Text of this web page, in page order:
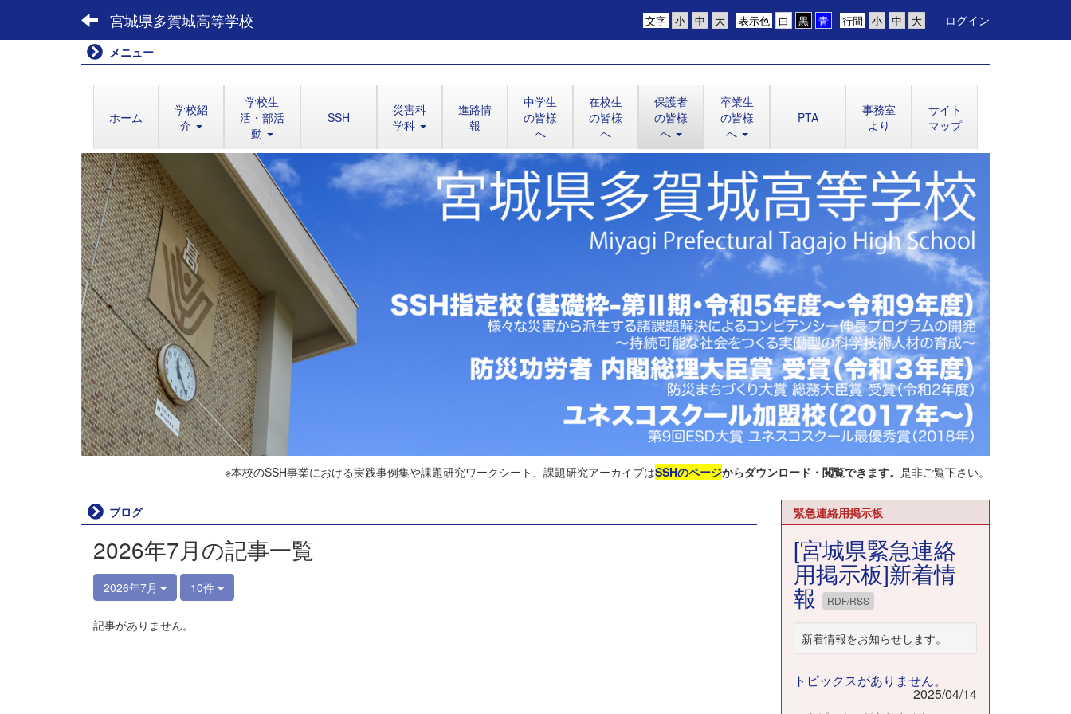
宮城県多賀城高等学校 行間
表示色
文字
ログイン
メニュー
ホーム
学校紹
介
学校生
活・部活
動
SSH
災害科
学科
進路情
報
中学生
の皆様
へ
在校生
の皆様
へ
保護者
の皆様
へ
卒業生
の皆様
へ
PTA
事務室
より
サイト
マップ
※本校のSSH事業における実践事例集や課題研究ワークシート、課題研究アーカイブはSSHのページからダウンロード・閲覧できます。 是非ご覧下さい。
ブログ
2026年7月の記事一覧
2026年7月 10件
記事がありません。
緊急連絡用掲示板
[宮城県緊急連絡
用掲示板]新着情
報 RDF/RSS
新着情報をお知らせします。
トピックスがありません。
2025/04/14